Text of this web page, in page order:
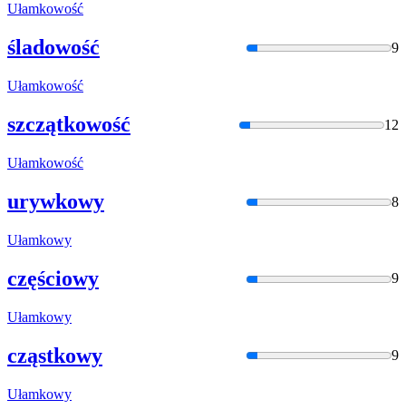
Ułamkowość
śladowość 9
Ułamkowość
szczątkowość 12
Ułamkowość
urywkowy 8
Ułamkowy
częściowy 9
Ułamkowy
cząstkowy 9
Ułamkowy